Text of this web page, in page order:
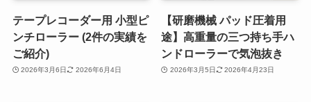
テープレコーダー用 小型ピ
ンチローラー (2件の実績を
ご紹介)
2026年3月6日 2026年6月4日
【研磨機械 パッド圧着用
途】高重量の三つ持ち手ハ
ンドローラーで気泡抜き
2026年3月5日 2026年4月23日